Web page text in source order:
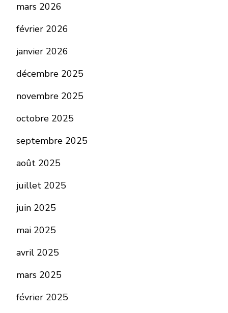
mars 2026
février 2026
janvier 2026
décembre 2025
novembre 2025
octobre 2025
septembre 2025
août 2025
juillet 2025
juin 2025
mai 2025
avril 2025
mars 2025
février 2025